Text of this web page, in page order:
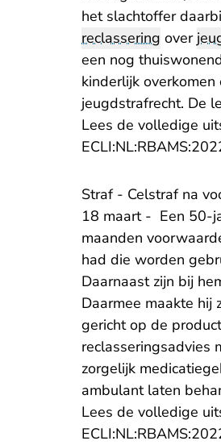
het slachtoffer
reclassering over
een nog
kinderlijk
jeugdstrafrecht. De
Lees de volledige
Straf - Celstraf na
18 maart - Een 50-
maanden
had die worden
Daarnaast zijn bij
Daarmee maakte hij
gericht op de
reclasseringsadvies
zorgelijk
ambulant laten
Lees de volledige